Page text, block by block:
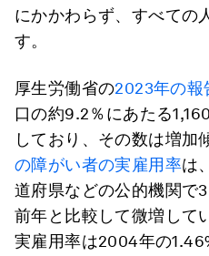
にかかわらず、すべての
す。
厚生労働省の2023年の報
口の約9.2％にあたる
しており、その数は増加
の障がい者の実雇用率は
道府県などの公的機関で
前年と比較して微増して
実雇用率は2004年の